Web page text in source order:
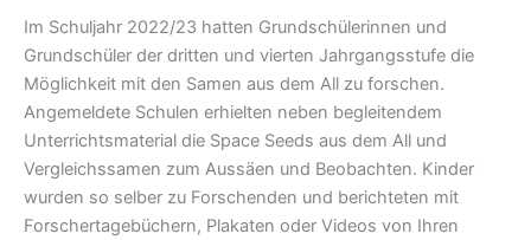
Im Schuljahr 2022/23 hatten Grundschülerinnen und
Grundschüler der dritten und vierten Jahrgangsstufe die
Möglichkeit mit den Samen aus dem All zu forschen.
Angemeldete Schulen erhielten neben begleitendem
Unterrichtsmaterial die Space Seeds aus dem All und
Vergleichssamen zum Aussäen und Beobachten. Kinder
wurden so selber zu Forschenden und berichteten mit
Forschertagebüchern, Plakaten oder Videos von Ihren